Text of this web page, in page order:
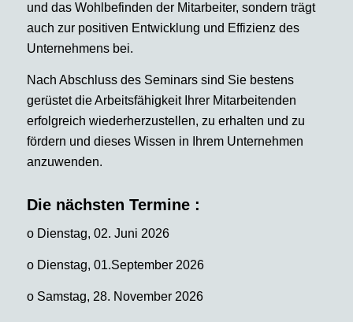
und das Wohlbefinden der Mitarbeiter, sondern trägt
auch zur positiven Entwicklung und Effizienz des
Unternehmens bei.
Nach Abschluss des Seminars sind Sie bestens
gerüstet die Arbeitsfähigkeit Ihrer Mitarbeitenden
erfolgreich wiederherzustellen, zu erhalten und zu
fördern und dieses Wissen in Ihrem Unternehmen
anzuwenden.
Die nächsten Termine :
oDienstag, 02. Juni 2026
oDienstag, 01.September 2026
oSamstag, 28. November 2026